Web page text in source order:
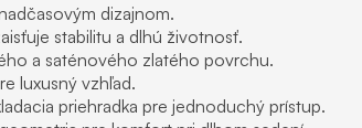
dizajnom.
stabilitu a dlhú životnosť.
a saténového zlatého povrchu.
luxusný vzhľad.
priehradka pre jednoduchý prístup.